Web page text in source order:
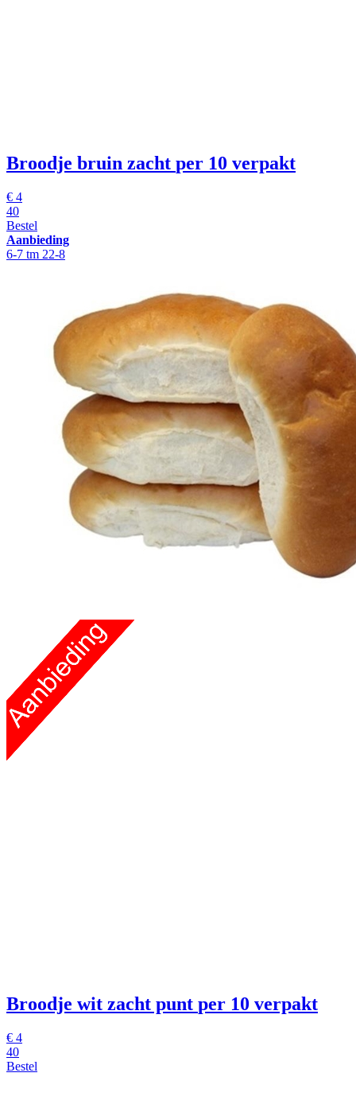
Broodje bruin zacht per 10 verpakt
€ 4
40
Bestel
Aanbieding
6-7 tm 22-8
Broodje wit zacht punt per 10 verpakt
€ 4
40
Bestel